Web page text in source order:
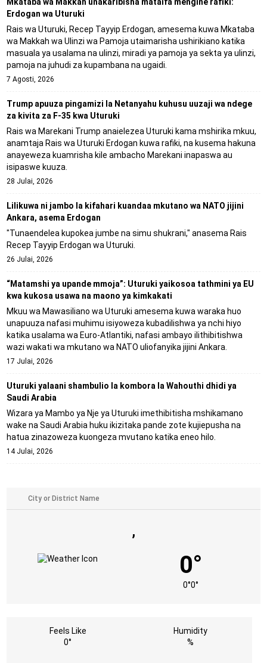
Mkataba wa Makkah unakaribisha mataifa mengine rafiki:
Erdogan wa Uturuki
Rais wa Uturuki, Recep Tayyip Erdogan, amesema kuwa Mkataba
wa Makkah wa Ulinzi wa Pamoja utaimarisha ushirikiano katika
masuala ya usalama na ulinzi, miradi ya pamoja ya sekta ya ulinzi,
pamoja na juhudi za kupambana na ugaidi.
7 Agosti, 2026
Trump apuuza pingamizi la Netanyahu kuhusu uuzaji wa ndege
za kivita za F-35 kwa Uturuki
Rais wa Marekani Trump anaielezea Uturuki kama mshirika mkuu,
anamtaja Rais wa Uturuki Erdogan kuwa rafiki, na kusema hakuna
anayeweza kuamrisha kile ambacho Marekani inapaswa au
isipaswe kuuza.
28 Julai, 2026
Lilikuwa ni jambo la kifahari kuandaa mkutano wa NATO jijini
Ankara, asema Erdogan
"Tunaendelea kupokea jumbe na simu shukrani," anasema Rais
Recep Tayyip Erdogan wa Uturuki.
26 Julai, 2026
“Matamshi ya upande mmoja”: Uturuki yaikosoa tathmini ya EU
kwa kukosa usawa na maono ya kimkakati
Mkuu wa Mawasiliano wa Uturuki amesema kuwa waraka huo
unapuuza nafasi muhimu isiyoweza kubadilishwa ya nchi hiyo
katika usalama wa Euro-Atlantiki, nafasi ambayo ilithibitishwa
wazi wakati wa mkutano wa NATO uliofanyika jijini Ankara.
17 Julai, 2026
Uturuki yalaani shambulio la kombora la Wahouthi dhidi ya
Saudi Arabia
Wizara ya Mambo ya Nje ya Uturuki imethibitisha mshikamano
wake na Saudi Arabia huku ikizitaka pande zote kujiepusha na
hatua zinazoweza kuongeza mvutano katika eneo hilo.
14 Julai, 2026
,
0°
0°0°
Feels Like
0°
Humidity
%